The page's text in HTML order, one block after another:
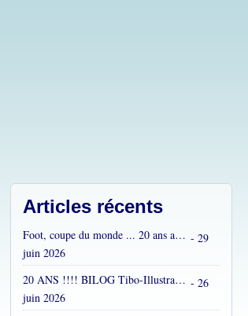
Articles récents
Foot, coupe du monde ... 20 ans après... - 29
juin 2026
20 ANS !!!! BILOG Tibo-Illustrations !! C'est fou ! - 26
juin 2026